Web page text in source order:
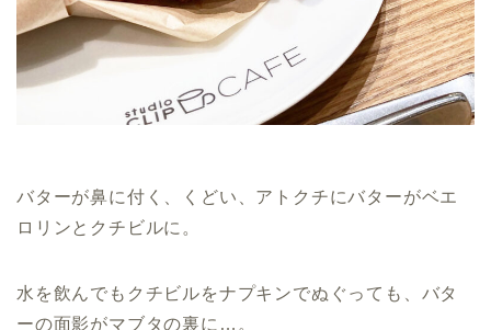
バターが鼻に付く、くどい、アトクチにバターがベエ
ロリンとクチビルに。
水を飲んでもクチビルをナプキンでぬぐっても、バタ
ーの面影がマブタの裏に…。